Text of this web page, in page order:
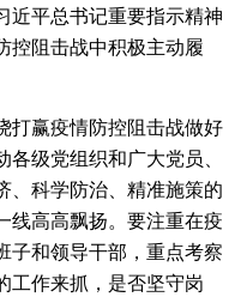
近平总书记重要指示精神
控阻击战中积极主动履
赢疫情防控阻击战做好
级党组织和广大党员、
、科学防治、精准施策的
线高高飘扬。要注重在疫
子和领导干部，重点考察
工作来抓，是否坚守岗